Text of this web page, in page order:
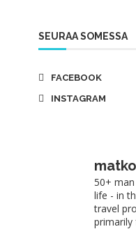
SEURAA SOMESSA
FACEBOOK
INSTAGRAM
50+
life - in
travel
primarily